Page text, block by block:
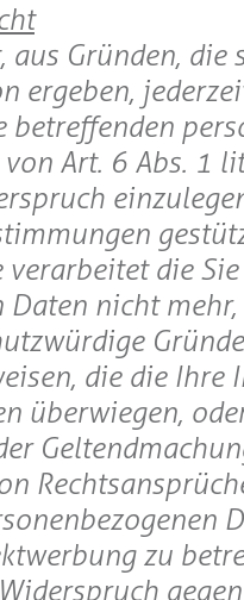
aus Gründen, die
ergeben,
betreffenden
Art. 6 Abs. 1
die
nicht mehr,
die die Ihre
überwiegen,
zu